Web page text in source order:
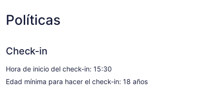
Políticas
Check-in
Hora de inicio del check-in: 15:30
Edad mínima para hacer el check-in: 18 años